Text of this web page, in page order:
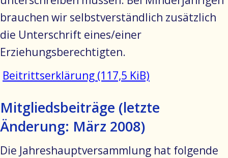
brauchen wir selbstverständlich zusätzlich
die Unterschrift eines/einer
Erziehungsberechtigten.
Beitrittserklärung (117,5 KiB)
Mitgliedsbeiträge (letzte
Änderung: März 2008)
Die Jahreshauptversammlung hat folgende